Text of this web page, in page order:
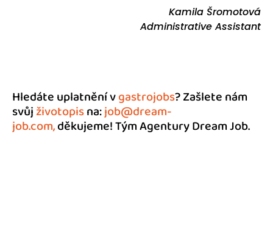
Kamila Šromotová
Administrative Assistant
Hledáte uplatnění vgastrojobs? Zašlete nám
svůjživotopisna:job@dream-
job.com,děkujeme! Tým Agentury Dream Job.